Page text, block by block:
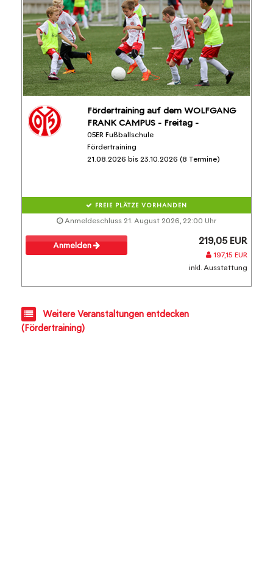
Fördertraining auf dem WOLFGANG
FRANK CAMPUS - Freitag -
05ER Fußballschule
Fördertraining
21.08.2026 bis 23.10.2026 (8 Termine)
FREIE PLÄTZE VORHANDEN
Anmeldeschluss 21. August 2026, 22:00 Uhr
Anmelden 219,05 EUR
197,15 EUR
inkl. Ausstattung
Weitere Veranstaltungen entdecken
(Fördertraining)